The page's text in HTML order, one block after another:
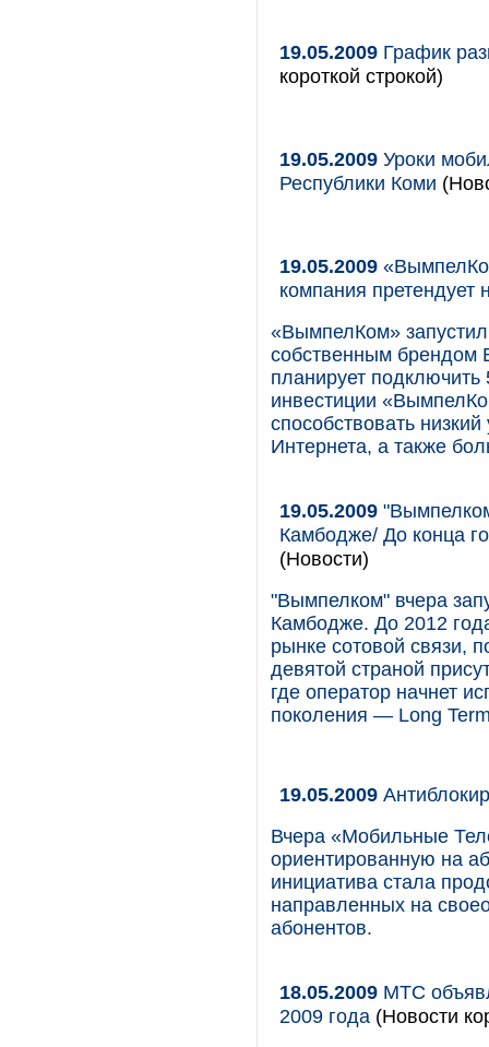
19.05.2009 График
короткой строкой)
19.05.2009 Уроки
Республики Коми
19.05.2009
компания претендует
«ВымпелКом»
собственным брендом
планирует
инвестиции
способствовать
Интернета, а также
19.05.2009
Камбодже/ До конца
(Новости)
"Вымпелком" вчера
Камбодже. До 2012
рынке сотовой связи,
девятой страной
где оператор начнет
поколения — Long
19.05.2009
Вчера «Мобильные
ориентированную на
инициатива стала
направленных на
абонентов.
18.05.2009 МТС
2009 года (Новости